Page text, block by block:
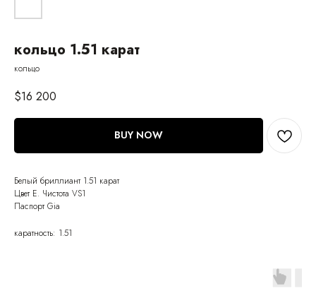
кольцо 1.51 карат
кольцо
$16 200
BUY NOW
Белый бриллиант 1.51 карат
Цвет E. Чистота VS1
Паспорт Gia
каратность: 1.51